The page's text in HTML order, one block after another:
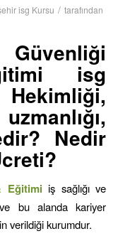
isg Kursu / tarafından
isg
Hekimliği,
Nedir
Eğitimi iş sağlığı ve
bu alanda kariyer
verildiği kurumdur.